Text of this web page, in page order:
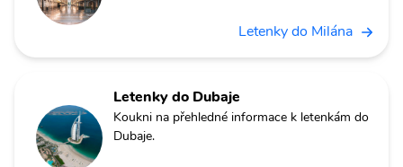
Letenky do Milána
Letenky do Dubaje
Koukni na přehledné informace k letenkám do
Dubaje.